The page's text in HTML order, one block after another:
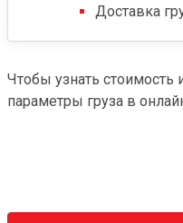
Доставка
Чтобы узнать стоимость
параметры груза в